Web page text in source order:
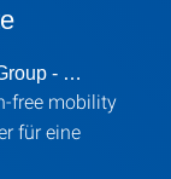
- …
free mobility
für eine